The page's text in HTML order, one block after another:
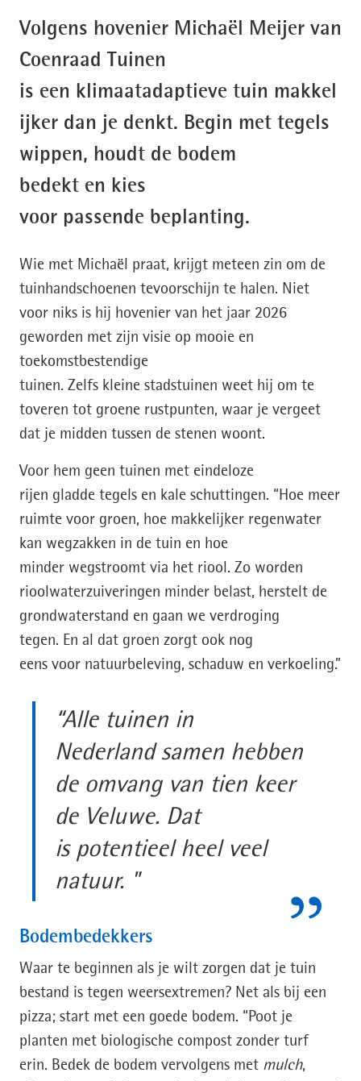
Volgens hovenier Michaël Meijer van
Coenraad Tuinen
is een klimaatadaptieve tuin makkel
ijker dan je denkt. Begin met tegels
wippen, houdt de bodem
bedekt en kies
voor passende beplanting.
Wie met Michaël praat, krijgt meteen zin om de
tuinhandschoenen tevoorschijn te halen. Niet
voor niks is hij hovenier van het jaar 2026
geworden met zijn visie op mooie en
toekomstbestendige
tuinen. Zelfs kleine stadstuinen weet hij om te
toveren tot groene rustpunten, waar je vergeet
dat je midden tussen de stenen woont.
Voor hem geen tuinen met eindeloze
rijen gladde tegels en kale schuttingen. “Hoe meer
ruimte voor groen, hoe makkelijker regenwater
kan wegzakken in de tuin en hoe
minder wegstroomt via het riool. Zo worden
rioolwaterzuiveringen minder belast, herstelt de
grondwaterstand en gaan we verdroging
tegen. En al dat groen zorgt ook nog
eens voor natuurbeleving, schaduw en verkoeling.”
“Alle tuinen in
Nederland samen hebben
de omvang van tien keer
de Veluwe. Dat
is potentieel heel veel
natuur. "
Bodembedekkers
Waar te beginnen als je wilt zorgen dat je tuin
bestand is tegen weersextremen? Net als bij een
pizza; start met een goede bodem. “Poot je
planten met biologische compost zonder turf
erin. Bedek de bodem vervolgens met mulch,